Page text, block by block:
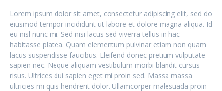
Lorem ipsum dolor sit amet, consectetur adipiscing elit, sed do
eiusmod tempor incididunt ut labore et dolore magna aliqua. Id
eu nisl nunc mi. Sed nisi lacus sed viverra tellus in hac
habitasse platea. Quam elementum pulvinar etiam non quam
lacus suspendisse faucibus. Eleifend donec pretium vulputate
sapien nec. Neque aliquam vestibulum morbi blandit cursus
risus. Ultrices dui sapien eget mi proin sed. Massa massa
ultricies mi quis hendrerit dolor. Ullamcorper malesuada proin